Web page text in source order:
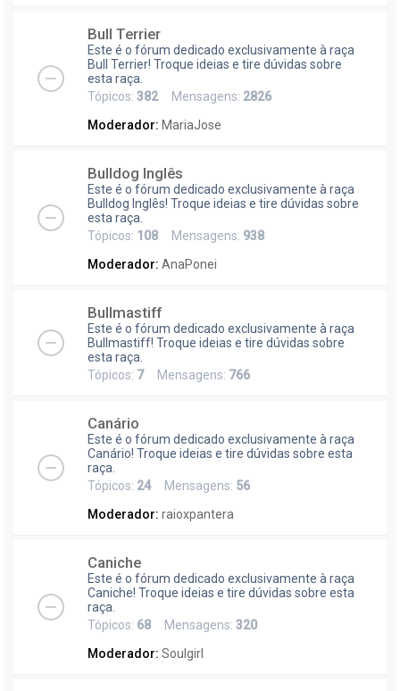
Bull Terrier
Este é o fórum dedicado exclusivamente à raça
Bull Terrier! Troque ideias e tire dúvidas sobre
esta raça.
Tópicos: 382Mensagens: 2826
Moderador: MariaJose
Bulldog Inglês
Este é o fórum dedicado exclusivamente à raça
Bulldog Inglês! Troque ideias e tire dúvidas sobre
esta raça.
Tópicos: 108 Mensagens: 938
Moderador: AnaPonei
Bullmastiff
Este é o fórum dedicado exclusivamente à raça
Bullmastiff! Troque ideias e tire dúvidas sobre
esta raça.
Tópicos: 7Mensagens: 766
Canário
Este é o fórum dedicado exclusivamente à raça
Canário! Troque ideias e tire dúvidas sobre esta
raça.
Tópicos: 24Mensagens: 56
Moderador: raioxpantera
Caniche
Este é o fórum dedicado exclusivamente à raça
Caniche! Troque ideias e tire dúvidas sobre esta
raça.
Tópicos: 68 Mensagens: 320
Moderador: Soulgirl